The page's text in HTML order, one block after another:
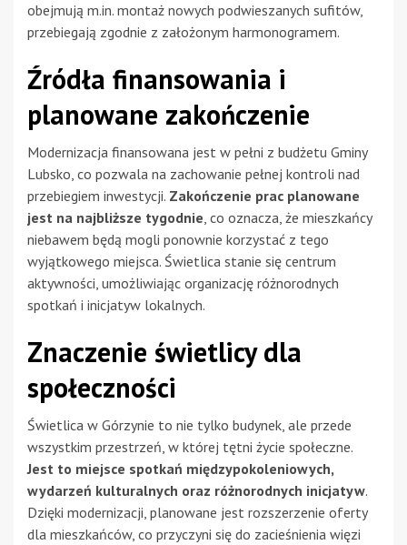
obejmują m.in. montaż nowych podwieszanych sufitów,
przebiegają zgodnie z założonym harmonogramem.
Źródła finansowania i
planowane zakończenie
Modernizacja finansowana jest w pełni z budżetu Gminy
Lubsko, co pozwala na zachowanie pełnej kontroli nad
przebiegiem inwestycji. Zakończenie prac planowane
jest na najbliższe tygodnie, co oznacza, że mieszkańcy
niebawem będą mogli ponownie korzystać z tego
wyjątkowego miejsca. Świetlica stanie się centrum
aktywności, umożliwiając organizację różnorodnych
spotkań i inicjatyw lokalnych.
Znaczenie świetlicy dla
społeczności
Świetlica w Górzynie to nie tylko budynek, ale przede
wszystkim przestrzeń, w której tętni życie społeczne.
Jest to miejsce spotkań międzypokoleniowych,
wydarzeń kulturalnych oraz różnorodnych inicjatyw.
Dzięki modernizacji, planowane jest rozszerzenie oferty
dla mieszkańców, co przyczyni się do zacieśnienia więzi